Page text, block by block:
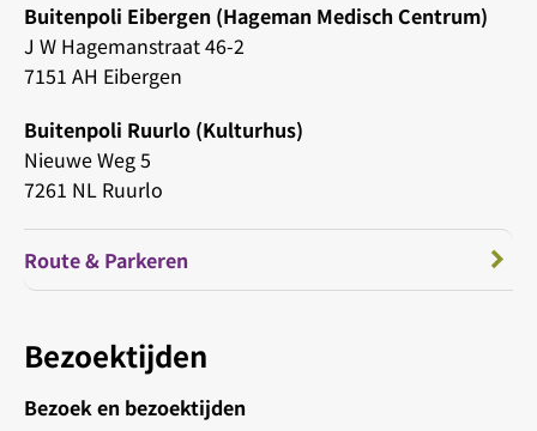
Buitenpoli Eibergen (Hageman Medisch Centrum)
J W Hagemanstraat 46-2
7151 AH Eibergen
Buitenpoli Ruurlo (Kulturhus)
Nieuwe Weg 5
7261 NL Ruurlo
Route & Parkeren
Bezoektijden
Bezoek en bezoektijden